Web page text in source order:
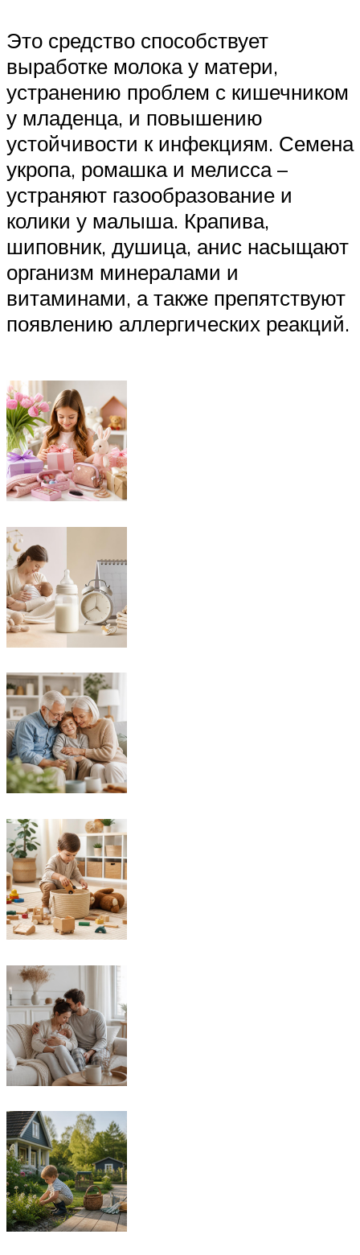
Это средство способствует
выработке молока у матери,
устранению проблем с кишечником
у младенца, и повышению
устойчивости к инфекциям. Семена
укропа, ромашка и мелисса –
устраняют газообразование и
колики у малыша. Крапива,
шиповник, душица, анис насыщают
организм минералами и
витаминами, а также препятствуют
появлению аллергических реакций.